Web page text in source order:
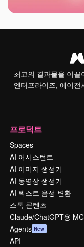
최고의 결과물을 이끌
엔터프라이즈, 에이전
프로덕트
Spaces
AI 어시스턴트
AI 이미지 생성기
AI 동영상 생성기
AI 텍스트 음성 변환
스톡 콘텐츠
Claude/ChatGPT용
Agents New
API